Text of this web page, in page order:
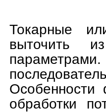
Токарные
выточить
обработки